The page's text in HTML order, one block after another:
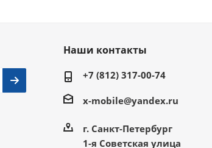
Наши контакты
+7 (812) 317-00-74
x-mobile@yandex.ru
г. Санкт-Петербург
1-я Советская улица